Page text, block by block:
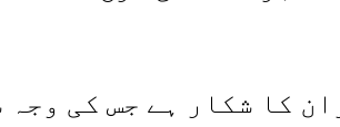
کا شکار ہے جس کی وجہ